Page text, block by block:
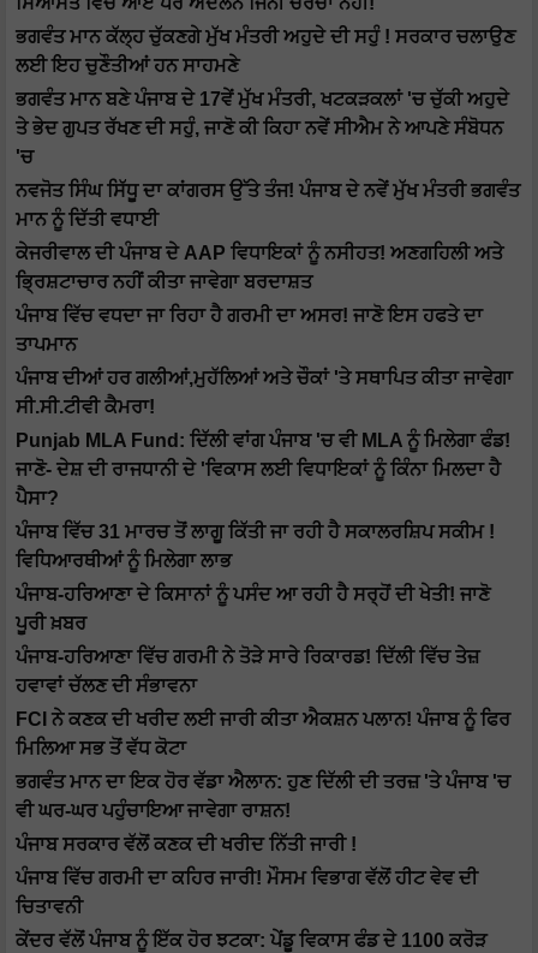
ਭਗਵੰਤ ਮਾਨ ਕੱਲ੍ਹ ਚੁੱਕਣਗੇ ਮੁੱਖ ਮੰਤਰੀ ਅਹੁਦੇ ਦੀ ਸਹੁੰ ! ਸਰਕਾਰ ਚਲਾਉਣ
ਲਈ ਇਹ ਚੁਣੌਤੀਆਂ ਹਨ ਸਾਹਮਣੇ
ਭਗਵੰਤ ਮਾਨ ਬਣੇ ਪੰਜਾਬ ਦੇ 17ਵੇਂ ਮੁੱਖ ਮੰਤਰੀ, ਖਟਕੜਕਲਾਂ 'ਚ ਚੁੱਕੀ ਅਹੁਦੇ
ਤੇ ਭੇਦ ਗੁਪਤ ਰੱਖਣ ਦੀ ਸਹੁੰ, ਜਾਣੋ ਕੀ ਕਿਹਾ ਨਵੇਂ ਸੀਐਮ ਨੇ ਆਪਣੇ ਸੰਬੋਧਨ
'ਚ
ਨਵਜੋਤ ਸਿੰਘ ਸਿੱਧੂ ਦਾ ਕਾਂਗਰਸ ਉੱਤੇ ਤੰਜ! ਪੰਜਾਬ ਦੇ ਨਵੇਂ ਮੁੱਖ ਮੰਤਰੀ ਭਗਵੰਤ
ਮਾਨ ਨੂੰ ਦਿੱਤੀ ਵਧਾਈ
ਕੇਜਰੀਵਾਲ ਦੀ ਪੰਜਾਬ ਦੇ AAP ਵਿਧਾਇਕਾਂ ਨੂੰ ਨਸੀਹਤ! ਅਣਗਹਿਲੀ ਅਤੇ
ਭ੍ਰਿਸ਼ਟਾਚਾਰ ਨਹੀਂ ਕੀਤਾ ਜਾਵੇਗਾ ਬਰਦਾਸ਼ਤ
ਪੰਜਾਬ ਵਿੱਚ ਵਧਦਾ ਜਾ ਰਿਹਾ ਹੈ ਗਰਮੀ ਦਾ ਅਸਰ! ਜਾਣੋ ਇਸ ਹਫਤੇ ਦਾ
ਤਾਪਮਾਨ
ਪੰਜਾਬ ਦੀਆਂ ਹਰ ਗਲੀਆਂ,ਮੁਹੱਲਿਆਂ ਅਤੇ ਚੌਕਾਂ 'ਤੇ ਸਥਾਪਿਤ ਕੀਤਾ ਜਾਵੇਗਾ
ਸੀ.ਸੀ.ਟੀਵੀ ਕੈਮਰਾ!
Punjab MLA Fund: ਦਿੱਲੀ ਵਾਂਗ ਪੰਜਾਬ 'ਚ ਵੀ MLA ਨੂੰ ਮਿਲੇਗਾ ਫੰਡ!
ਜਾਣੋ- ਦੇਸ਼ ਦੀ ਰਾਜਧਾਨੀ ਦੇ 'ਵਿਕਾਸ ਲਈ ਵਿਧਾਇਕਾਂ ਨੂੰ ਕਿੰਨਾ ਮਿਲਦਾ ਹੈ
ਪੈਸਾ?
ਪੰਜਾਬ ਵਿੱਚ 31 ਮਾਰਚ ਤੋਂ ਲਾਗੂ ਕਿੱਤੀ ਜਾ ਰਹੀ ਹੈ ਸਕਾਲਰਸ਼ਿਪ ਸਕੀਮ !
ਵਿਧਿਆਰਥੀਆਂ ਨੂੰ ਮਿਲੇਗਾ ਲਾਭ
ਪੰਜਾਬ-ਹਰਿਆਣਾ ਦੇ ਕਿਸਾਨਾਂ ਨੂੰ ਪਸੰਦ ਆ ਰਹੀ ਹੈ ਸਰ੍ਹੋਂ ਦੀ ਖੇਤੀ! ਜਾਣੋ
ਪੂਰੀ ਖ਼ਬਰ
ਪੰਜਾਬ-ਹਰਿਆਣਾ ਵਿੱਚ ਗਰਮੀ ਨੇ ਤੋੜੇ ਸਾਰੇ ਰਿਕਾਰਡ! ਦਿੱਲੀ ਵਿੱਚ ਤੇਜ਼
ਹਵਾਵਾਂ ਚੱਲਣ ਦੀ ਸੰਭਾਵਨਾ
FCI ਨੇ ਕਣਕ ਦੀ ਖਰੀਦ ਲਈ ਜਾਰੀ ਕੀਤਾ ਐਕਸ਼ਨ ਪਲਾਨ! ਪੰਜਾਬ ਨੂੰ ਫਿਰ
ਮਿਲਿਆ ਸਭ ਤੋਂ ਵੱਧ ਕੋਟਾ
ਭਗਵੰਤ ਮਾਨ ਦਾ ਇਕ ਹੋਰ ਵੱਡਾ ਐਲਾਨ: ਹੁਣ ਦਿੱਲੀ ਦੀ ਤਰਜ਼ 'ਤੇ ਪੰਜਾਬ 'ਚ
ਵੀ ਘਰ-ਘਰ ਪਹੁੰਚਾਇਆ ਜਾਵੇਗਾ ਰਾਸ਼ਨ!
ਪੰਜਾਬ ਸਰਕਾਰ ਵੱਲੋਂ ਕਣਕ ਦੀ ਖਰੀਦ ਨਿੱਤੀ ਜਾਰੀ !
ਪੰਜਾਬ ਵਿੱਚ ਗਰਮੀ ਦਾ ਕਹਿਰ ਜਾਰੀ! ਮੌਸਮ ਵਿਭਾਗ ਵੱਲੋਂ ਹੀਟ ਵੇਵ ਦੀ
ਚਿਤਾਵਨੀ
ਕੇਂਦਰ ਵੱਲੋਂ ਪੰਜਾਬ ਨੂੰ ਇੱਕ ਹੋਰ ਝਟਕਾ: ਪੇਂਡੂ ਵਿਕਾਸ ਫੰਡ ਦੇ 1100 ਕਰੋੜ